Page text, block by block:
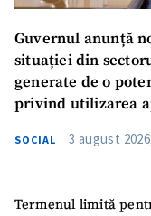
Guvernul anunță
situației din
generate de o
privind utilizarea
SOCIAL 3 august
Termenul limită